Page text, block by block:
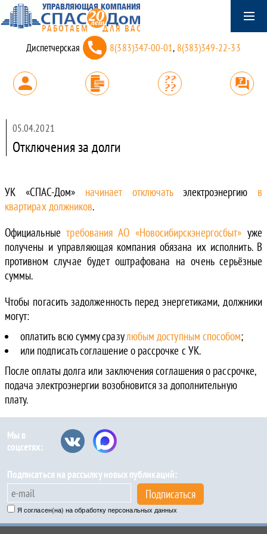
Диспетчерская 8(383)347-00-01, 8(383)349-22-33
05.04.2021
Отключения за долги
УК «СПАС-Дом» начинает отключатьэлектроэнергию в
квартирах должников.
Официальныетребования АО «Новосибирскэнергосбыт» уже
получены и управляющая компания обязана их исполнить. В
противном случае будет оштрафована на очень серьёзные
суммы.
Чтобы погасить задолженность перед энергетиками, должники
могут:
оплатить всю сумму сразулюбым доступным способом;
или подписать соглашение о рассрочке с УК.
После оплаты долга или заключения соглашения о рассрочке,
подача электроэнергии возобновится за дополнительную
плату.
Мы в
соцсетях:
Подписаться на рассылку новых публикаций:
Подписаться
Я согласен(на) на обработку персональных данных